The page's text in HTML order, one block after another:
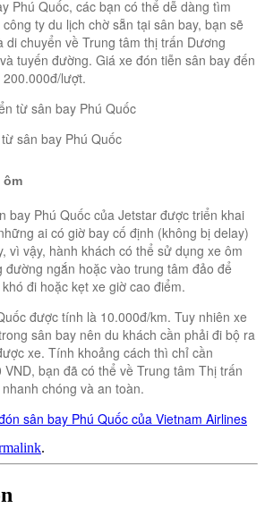
Phú Quốc, các bạn có thể dễ dàng tìm
ty du lịch chờ sẵn tại sân bay, bạn sẽ
di chuyển về Trung tâm thị trấn Dương
tuyến đường. Giá xe đón tiễn sân bay đến
lượt.
sân bay Phú Quốc
ôm
bay Phú Quốc của Jetstar được triển khai
ai có giờ bay cố định (không bị delay)
vì vậy, hành khách có thể sử dụng xe ôm
đường ngắn hoặc vào trung tâm đảo để
đi hoặc kẹt xe giờ cao điểm.
được tính là 10.000đ/km. Tuy nhiên xe
sân bay nên du khách cần phải đi bộ ra
xe. Tính khoảng cách thì chỉ cần
bạn đã có thể về Trung tâm Thị trấn
chóng và an toàn.
sân bay Phú Quốc của Vietnam Airlines
.